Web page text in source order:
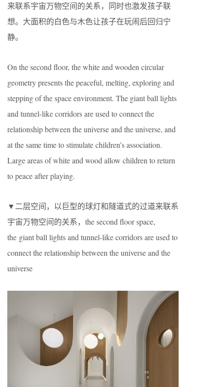
来联系宇宙万物空间的关系，同时也激发孩子联
想。大面积的白色与木色让孩子在玩闹后回归宁
静。
On the second floor, the white and wooden circular
geometry presents the peaceful, melting, exploring and
stepping of the space environment. The giant ball lights
and tunnel-like corridors are used to connect the
relationship between the universe and the universe, and
at the same time to stimulate children’s association.
Large areas of white and wood allow children to return
to peace after playing.
▼二层空间，以巨型的球灯和隧道式的过道来联系
宇宙万物空间的关系，the second floor space,
the giant ball lights and tunnel-like corridors are used to
connect the relationship between the universe and the
universe